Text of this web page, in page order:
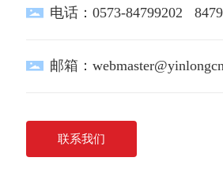
电话：0573-84799202
邮箱：
联系我们